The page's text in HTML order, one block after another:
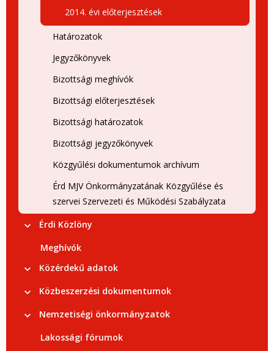
2014. évi előterjesztések
Határozatok
Jegyzőkönyvek
Bizottsági meghívók
Bizottsági előterjesztések
Bizottsági határozatok
Bizottsági jegyzőkönyvek
Közgyűlési dokumentumok archívum
Érd MJV Önkormányzatának Közgyűlése és
szervei Szervezeti és Működési Szabályzata
Érdi Közlöny
Meghívók
Közérdekű adatok
Közbeszerzési dokumentumok
Nemzetiségi önkormányzatok
Lakossági fórumok